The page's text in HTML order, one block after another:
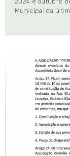
Municipal da